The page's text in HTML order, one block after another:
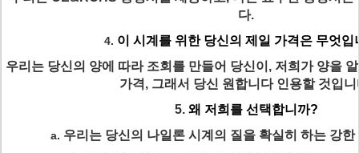
다.
4. 이 시계를 위한 당신의 제일 가격은 무엇입
우리는 당신의 양에 따라 조회를 만들어 당신이, 저희가 양을
가격, 그래서 당신 원합니다 인용할 것입니
5. 왜 저희를 선택합니까?
a. 우리는 당신의 나일론 시계의 질을 확실히 하는 강